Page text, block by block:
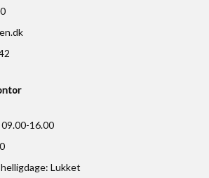
16.00
Lukket